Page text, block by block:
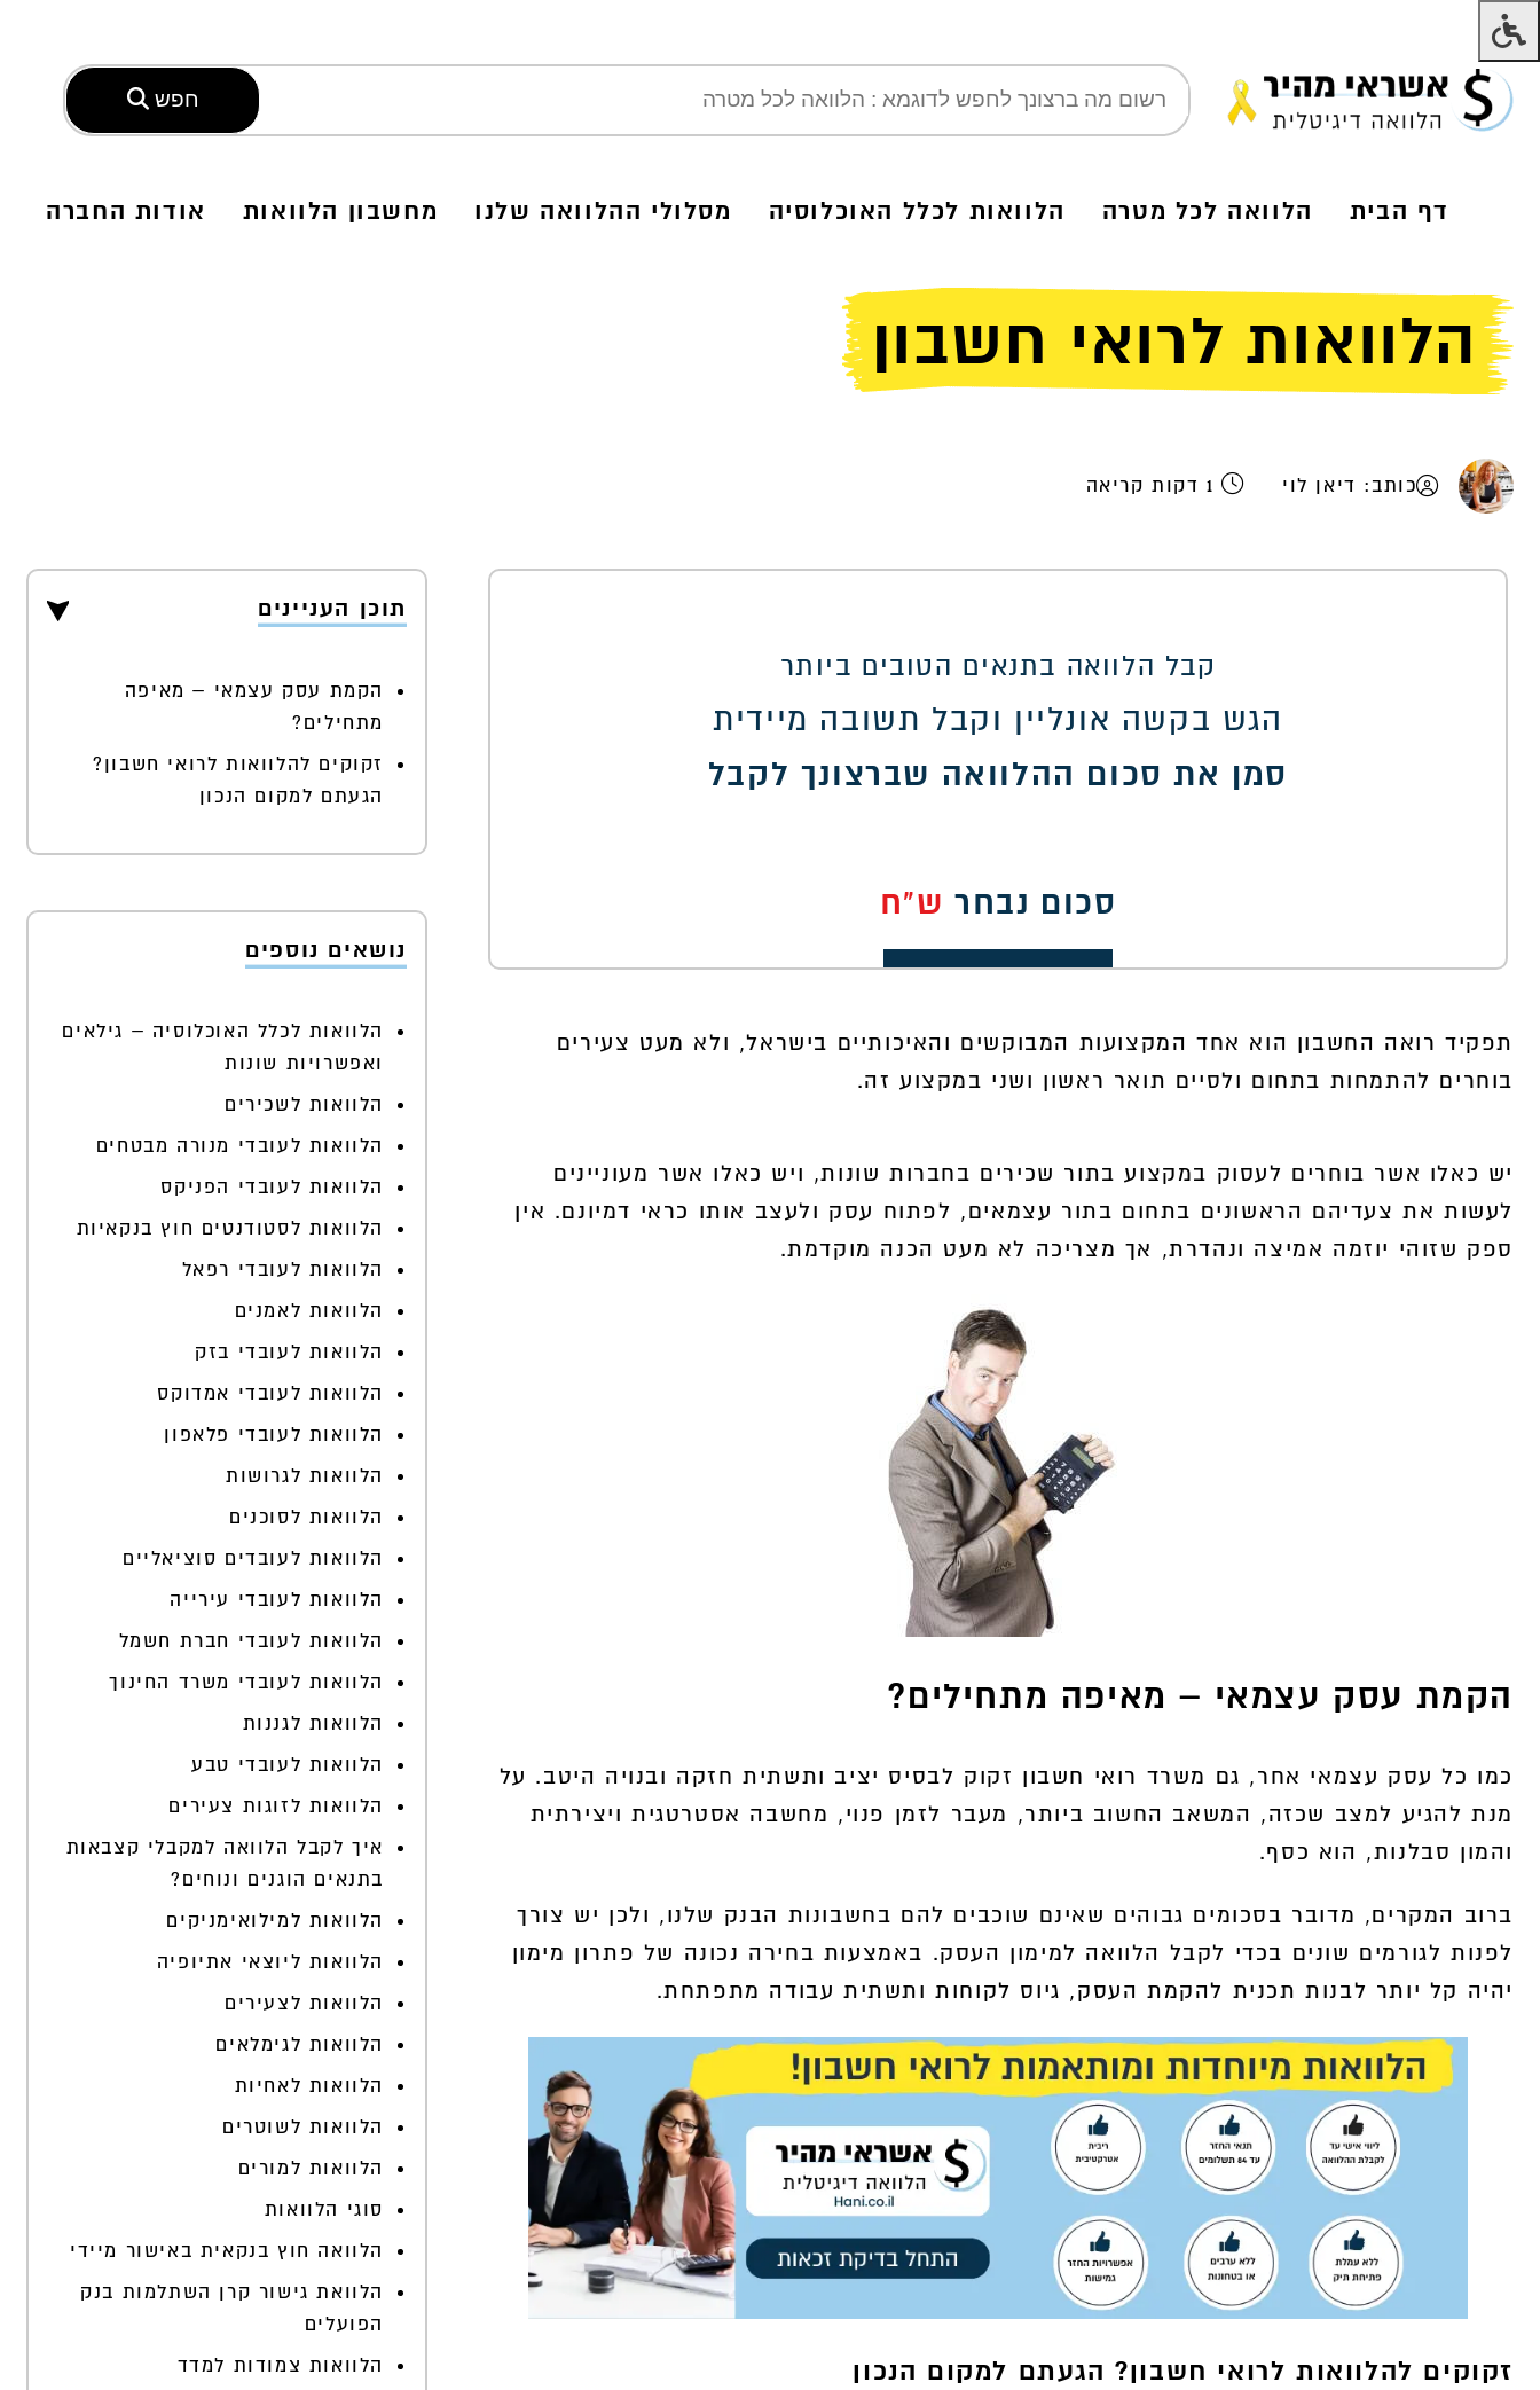
חפש
דף הבית הלוואה לכל מטרה הלוואות לכלל האוכלוסיה מסלולי ההלוואה שלנו מחשבון הלוואות אודות החברה
הלוואות לרואי חשבון
כותב: דיאן לוי 1 דקות קריאה
קבל הלוואה בתנאים הטובים ביותר
הגש בקשה אונליין וקבל תשובה מיידית
סמן את סכום ההלוואה שברצונך לקבל
סכום נבחר ש"ח
30,000
400,000
המשך
תפקיד רואה החשבון הוא אחד המקצועות המבוקשים והאיכותיים בישראל, ולא מעט צעירים
בוחרים להתמחות בתחום ולסיים תואר ראשון ושני במקצוע זה.
יש כאלו אשר בוחרים לעסוק במקצוע בתור שכירים בחברות שונות, ויש כאלו אשר מעוניינים
לעשות את צעדיהם הראשונים בתחום בתור עצמאים, לפתוח עסק ולעצב אותו כראי דמיונם. אין
ספק שזוהי יוזמה אמיצה ונהדרת, אך מצריכה לא מעט הכנה מוקדמת.
הקמת עסק עצמאי – מאיפה מתחילים?
כמו כל עסק עצמאי אחר, גם משרד רואי חשבון זקוק לבסיס יציב ותשתית חזקה ובנויה היטב. על
מנת להגיע למצב שכזה, המשאב החשוב ביותר, מעבר לזמן פנוי, מחשבה אסטרטגית ויצירתית
והמון סבלנות, הוא כסף.
ברוב המקרים, מדובר בסכומים גבוהים שאינם שוכבים להם בחשבונות הבנק שלנו, ולכן יש צורך
לפנות לגורמים שונים בכדי לקבל הלוואה למימון העסק. באמצעות בחירה נכונה של פתרון מימון
יהיה קל יותר לבנות תכנית להקמת העסק, גיוס לקוחות ותשתית עבודה מתפתחת.
זקוקים להלוואות לרואי חשבון? הגעתם למקום הנכון
תוכן העניינים
הקמת עסק עצמאי – מאיפה
מתחילים?
זקוקים להלוואות לרואי חשבון?
הגעתם למקום הנכון
נושאים נוספים
הלוואות לכלל האוכלוסיה – גילאים
ואפשרויות שונות
הלוואות לשכירים
הלוואות לעובדי מנורה מבטחים
הלוואות לעובדי הפניקס
הלוואות לסטודנטים חוץ בנקאיות
הלוואות לעובדי רפאל
הלוואות לאמנים
הלוואות לעובדי בזק
הלוואות לעובדי אמדוקס
הלוואות לעובדי פלאפון
הלוואות לגרושות
הלוואות לסוכנים
הלוואות לעובדים סוציאליים
הלוואות לעובדי עירייה
הלוואות לעובדי חברת חשמל
הלוואות לעובדי משרד החינוך
הלוואות לגננות
הלוואות לעובדי טבע
הלוואות לזוגות צעירים
איך לקבל הלוואה למקבלי קצבאות
בתנאים הוגנים ונוחים?
הלוואות למילואימניקים
הלוואות ליוצאי אתיופיה
הלוואות לצעירים
הלוואות לגימלאים
הלוואות לאחיות
הלוואות לשוטרים
הלוואות למורים
סוגי הלוואות
הלוואה חוץ בנקאית באישור מיידי
הלוואת גישור קרן השתלמות בנק
הפועלים
הלוואות צמודות למדד